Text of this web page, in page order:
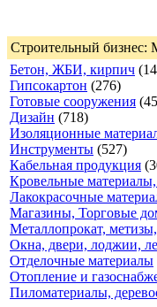
Строительный бизнес:
Бетон, ЖБИ, кирпич
Гипсокартон (276)
Готовые сооружения
Дизайн (718)
Изоляционные
Инструменты (527)
Кабельная продукция
Кровельные
Лакокрасочные
Магазины, Торговые
Металлопрокат,
Окна, двери, лоджии,
Отделочные материалы
Отопление и
Пиломатериалы,